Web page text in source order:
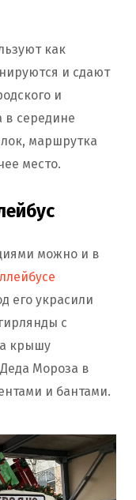
как
и сдают
и
в середине
маршрутка
место.
можно и в
его украсили
с
крышу
Мороза в
и бантами.